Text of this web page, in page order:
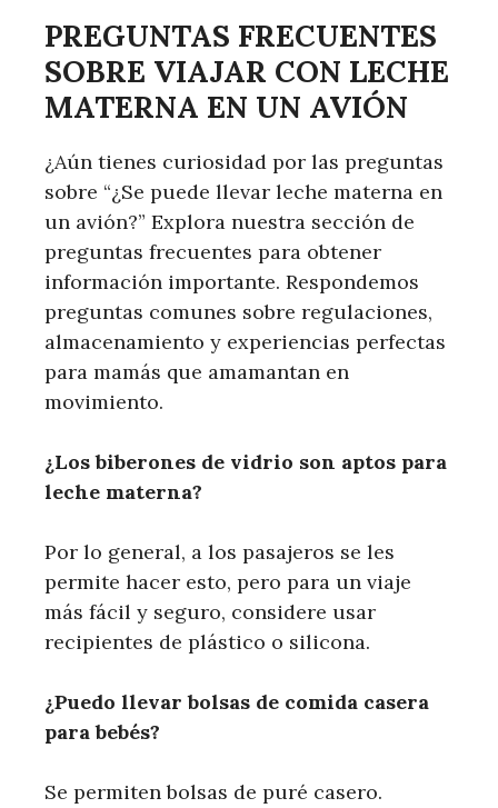
PREGUNTAS FRECUENTES
SOBRE VIAJAR CON LECHE
MATERNA EN UN AVIÓN
¿Aún tienes curiosidad por las preguntas
sobre “¿Se puede llevar leche materna en
un avión?” Explora nuestra sección de
preguntas frecuentes para obtener
información importante. Respondemos
preguntas comunes sobre regulaciones,
almacenamiento y experiencias perfectas
para mamás que amamantan en
movimiento.
¿Los biberones de vidrio son aptos para
leche materna?
Por lo general, a los pasajeros se les
permite hacer esto, pero para un viaje
más fácil y seguro, considere usar
recipientes de plástico o silicona.
¿Puedo llevar bolsas de comida casera
para bebés?
Se permiten bolsas de puré casero.